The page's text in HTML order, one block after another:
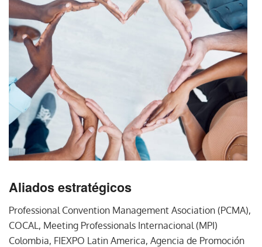
Aliados estratégicos
Professional Convention Management Asociation (PCMA),
COCAL, Meeting Professionals Internacional (MPI)
Colombia, FIEXPO Latin America, Agencia de Promoción